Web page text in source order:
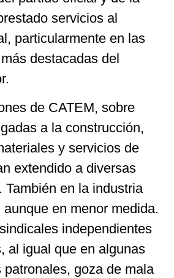
servicios al
particularmente en las
destacadas del
de CATEM, sobre
a la construcción,
y servicios de
extendido a diversas
También en la industria
en menor medida.
independientes
al igual que en algunas
patronales, goza de mala